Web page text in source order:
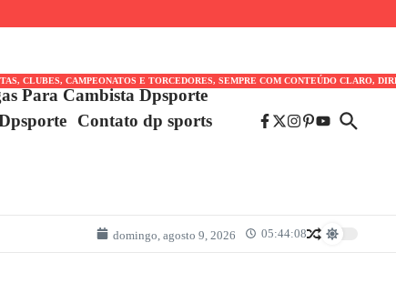
CLUBES, CAMPEONATOS E TORCEDORES, SEMPRE COM CONTEÚDO CLARO,
Para Cambista Dpsporte
Contato dp sports
domingo, agosto 9, 2026 05:44:08